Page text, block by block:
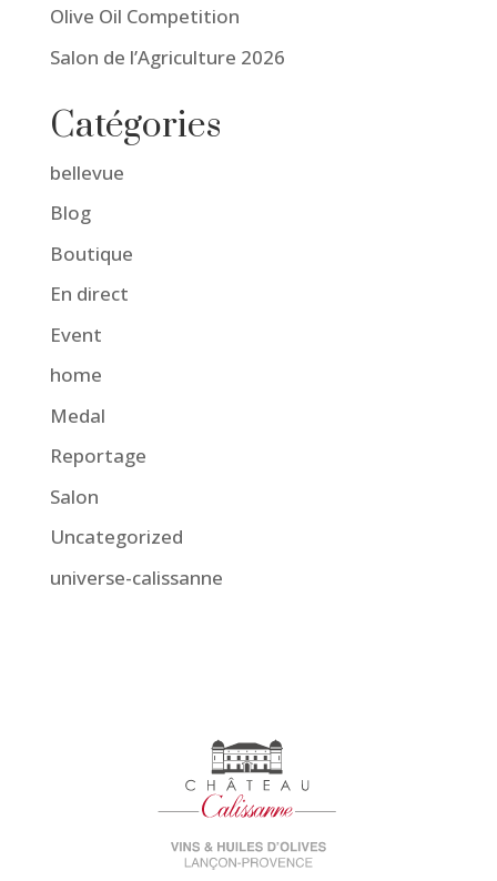
Olive Oil Competition
Salon de l’Agriculture 2026
Catégories
bellevue
Blog
Boutique
En direct
Event
home
Medal
Reportage
Salon
Uncategorized
universe-calissanne